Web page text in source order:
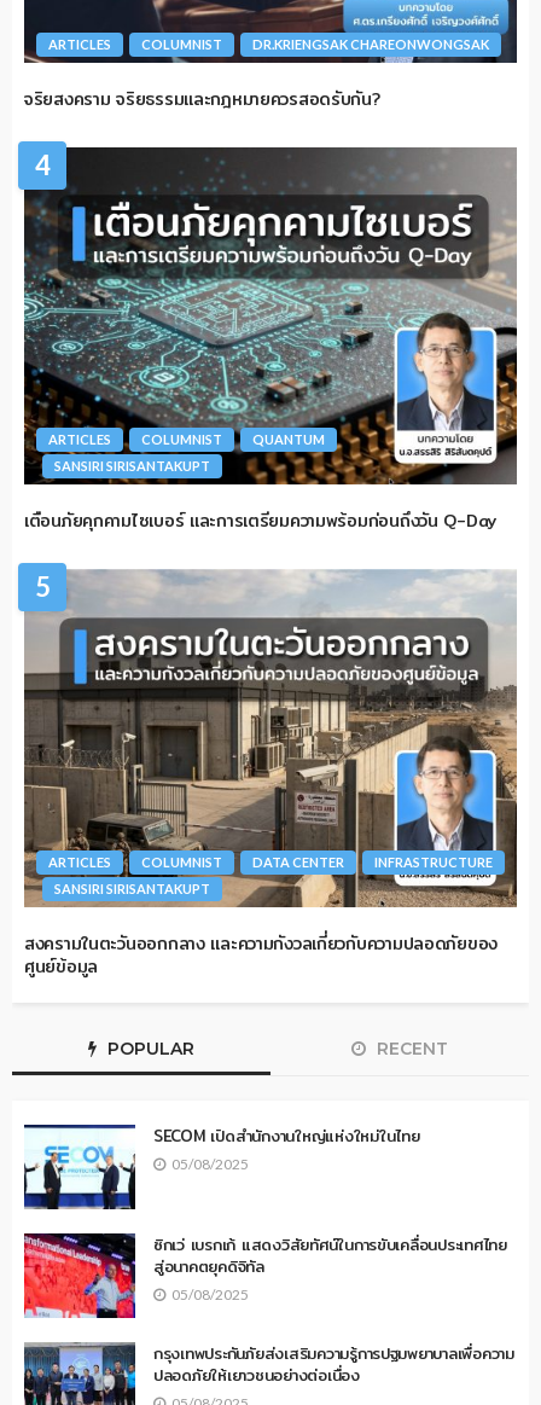
ARTICLES COLUMNIST DR.KRIENGSAK CHAREONWONGSAK
จริยสงคราม จริยธรรมและกฎหมายควรสอดรับกัน?
4
ARTICLES COLUMNIST
QUANTUM
SANSIRI SIRISANTAKUPT
เตือนภัยคุกคามไซเบอร์ และการเตรียมความพร้อมก่อนถึงวัน Q-Day
5
ARTICLES COLUMNIST DATA CENTER
INFRASTRUCTURE
SANSIRI SIRISANTAKUPT
สงครามในตะวันออกกลาง และความกังวลเกี่ยวกับความปลอดภัยของ
ศูนย์ข้อมูล
POPULAR RECENT
SECOM เปิดสำนักงานใหญ่แห่งใหม่ในไทย
05/08/2025
ซิกเว่ เบรกเก้ แสดงวิสัยทัศน์ในการขับเคลื่อนประเทศไทย
สู่อนาคตยุคดิจิทัล
05/08/2025
กรุงเทพประกันภัยส่งเสริมความรู้การปฐมพยาบาลเพื่อความ
ปลอดภัยให้เยาวชนอย่างต่อเนื่อง